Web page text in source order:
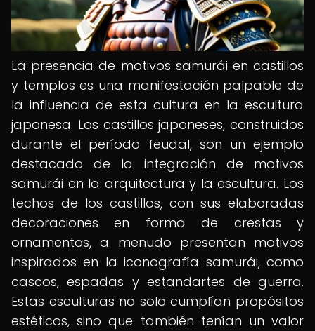
La presencia de motivos samurái en castillos
y templos es una manifestación palpable de
la influencia de esta cultura en la escultura
japonesa. Los castillos japoneses, construidos
durante el período feudal, son un ejemplo
destacado de la integración de motivos
samurái en la arquitectura y la escultura. Los
techos de los castillos, con sus elaboradas
decoraciones en forma de crestas y
ornamentos, a menudo presentan motivos
inspirados en la iconografía samurái, como
cascos, espadas y estandartes de guerra.
Estas esculturas no solo cumplían propósitos
estéticos, sino que también tenían un valor